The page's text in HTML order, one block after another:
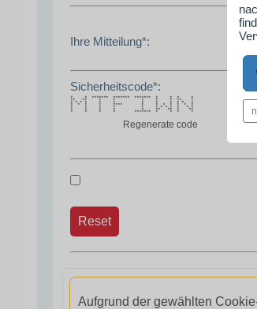
Ihre Mitteilung*:
Sicherheitscode*:
* * ******* ******* ******* * * * *
** ** * * * * * ** *
* * * * * * * * * * * *
* * * * **** * * * * * * *
* * * * * * * * * * * *
* * * * * ** ** * **
* * * * ******* * * * *
Regenerate code
Reset
Aufgrund der gewählten